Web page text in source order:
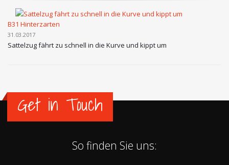
B31 Hinterzarten
31.03.2017
Sattelzug fährt zu schnell in die Kurve und kippt um
Get in Touch
So finden Sie uns: